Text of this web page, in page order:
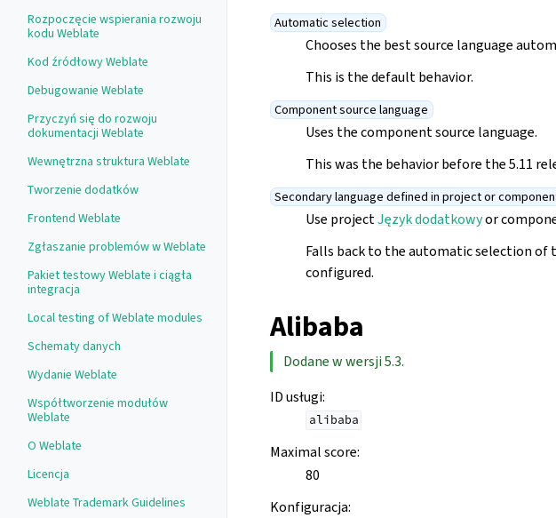
Rozpoczęcie wspierania rozwoju
kodu Weblate
Kod źródłowy Weblate
Debugowanie Weblate
Przyczyń się do rozwoju
dokumentacji Weblate
Wewnętrzna struktura Weblate
Tworzenie dodatków
Frontend Weblate
Zgłaszanie problemów w Weblate
Pakiet testowy Weblate i ciągła
integracja
Local testing of Weblate modules
Schematy danych
Wydanie Weblate
Współtworzenie modułów
Weblate
O Weblate
Licencja
Weblate Trademark Guidelines
Automatic selection
Chooses the best source language
This is the default behavior.
Component source language
Uses the component source language.
This was the behavior before the 5.11
Secondary language defined in project or
Use projectJęzyk dodatkowyor
Falls back to the automatic selection of
configured.
Alibaba
Dodane w wersji 5.3.
ID usługi:
alibaba
Maximal score:
80
Konfiguracja: